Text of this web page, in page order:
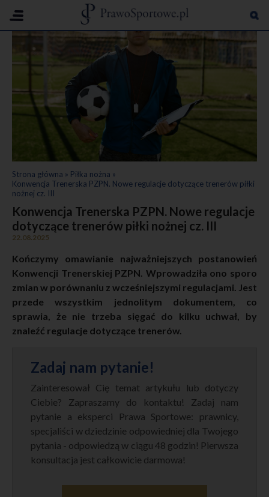
PIŁKA NOŻNA
Strona główna » Piłka nożna »
Konwencja Trenerska PZPN. Nowe regulacje dotyczące trenerów piłki
nożnej cz. III
Konwencja Trenerska PZPN. Nowe regulacje
dotyczące trenerów piłki nożnej cz. III
22.08.2025
Kończymy omawianie najważniejszych postanowień
Konwencji Trenerskiej PZPN. Wprowadziła ono sporo
zmian w porównaniu z wcześniejszymi regulacjami. Jest
przede wszystkim jednolitym dokumentem, co
sprawia, że nie trzeba sięgać do kilku uchwał, by
znaleźć regulacje dotyczące trenerów.
Zadaj nam pytanie!
Zainteresował Cię temat artykułu lub dotyczy
Ciebie? Zapraszamy do kontaktu! Zadaj nam
pytanie a eksperci Prawa Sportowe: prawnicy,
specjaliści w dziedzinie odpowiedniej dla Twojego
pytania - odpowiedzą w ciągu 48 godzin! Pierwsza
konsultacja jest całkowicie darmowa!